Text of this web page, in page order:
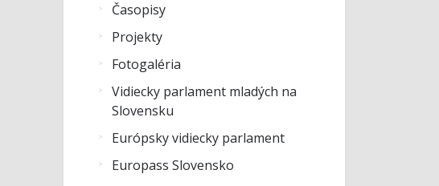
Časopisy
Projekty
Fotogaléria
Vidiecky parlament mladých na
Slovensku
Európsky vidiecky parlament
Europass Slovensko